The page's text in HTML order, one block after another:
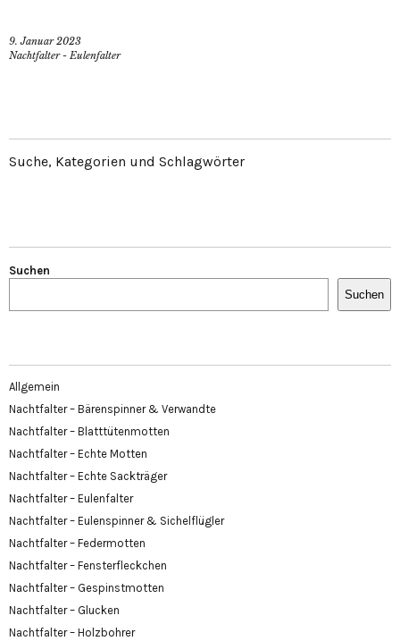
9. Januar 2023
Nachtfalter - Eulenfalter
Suche, Kategorien und Schlagwörter
Suchen
Suchen
Allgemein
Nachtfalter – Bärenspinner & Verwandte
Nachtfalter – Blatttütenmotten
Nachtfalter – Echte Motten
Nachtfalter – Echte Sackträger
Nachtfalter – Eulenfalter
Nachtfalter – Eulenspinner & Sichelflügler
Nachtfalter – Federmotten
Nachtfalter – Fensterfleckchen
Nachtfalter – Gespinstmotten
Nachtfalter – Glucken
Nachtfalter – Holzbohrer